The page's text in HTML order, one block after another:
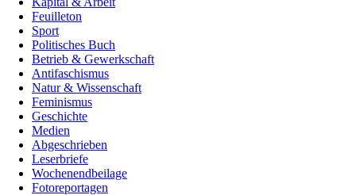
Feuilleton
Sport
Politisches Buch
Betrieb & Gewerkschaft
Antifaschismus
Natur & Wissenschaft
Feminismus
Geschichte
Medien
Abgeschrieben
Leserbriefe
Wochenendbeilage
Fotoreportagen